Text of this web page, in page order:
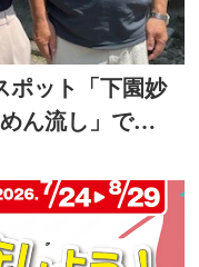
ポット「下園妙
ん流し」で涼